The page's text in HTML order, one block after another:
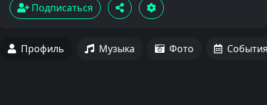
Подписаться
Профиль Музыка Фото